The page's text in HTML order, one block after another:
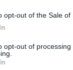
opt-out of the Sale of
opt-out of
A